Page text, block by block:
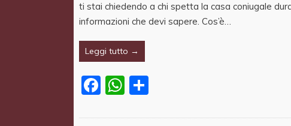
ti stai chiedendo a chi spetta la casa coniugale
informazioni che devi sapere. Cos’è…
Leggi tutto →
Facebook
WhatsApp